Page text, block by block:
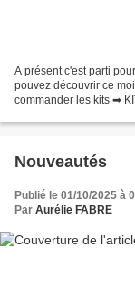
A présent c'est parti
pouvez découvrir ce
commander les kits ➡
Nouveautés
Publié le 01/10/2025 à
Par Aurélie FABRE